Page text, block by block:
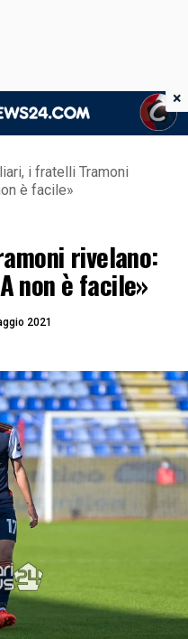
i fratelli Tramoni
è facile»
rivelano:
non è facile»
2021
×